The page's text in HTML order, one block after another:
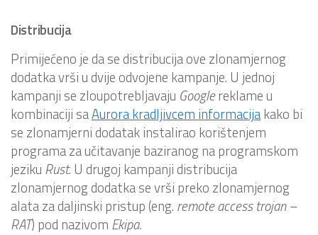
Distribucija
Primijećeno je da se distribucija ove zlonamjernog
dodatka vrši u dvije odvojene kampanje. U jednoj
kampanji se zloupotrebljavaju Googlereklame u
kombinaciji saAurora kradljivcem informacijakako bi
se zlonamjerni dodatak instalirao korištenjem
programa za učitavanje baziranog na programskom
jeziku Rust. U drugoj kampanji distribucija
zlonamjernog dodatka se vrši preko zlonamjernog
alata za daljinski pristup (eng. remote access trojan –
RAT) pod nazivom Ekipa.